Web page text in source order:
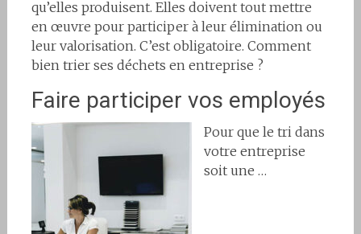
qu’elles produisent. Elles doivent tout mettre
en œuvre pour participer à leur élimination ou
leur valorisation. C’est obligatoire. Comment
bien trier ses déchets en entreprise ?
Faire participer vos employés
Pour que le tri dans
votre entreprise
soit une …